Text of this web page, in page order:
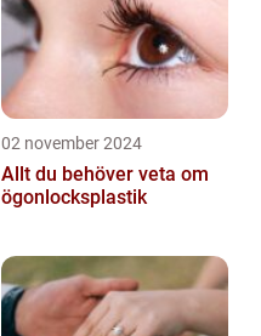
02 november 2024
Allt du behöver veta om
ögonlocksplastik